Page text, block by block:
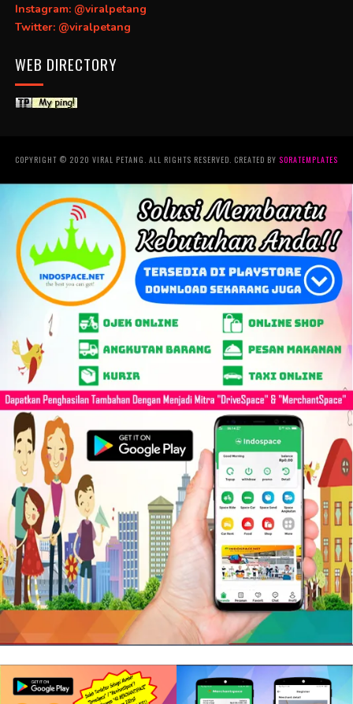
Instagram: @viralpetang
Twitter: @viralpetang
WEB DIRECTORY
COPYRIGHT © 2020 VIRAL PETANG. ALL RIGHTS RESERVED. CREATED BY SORATEMPLATES